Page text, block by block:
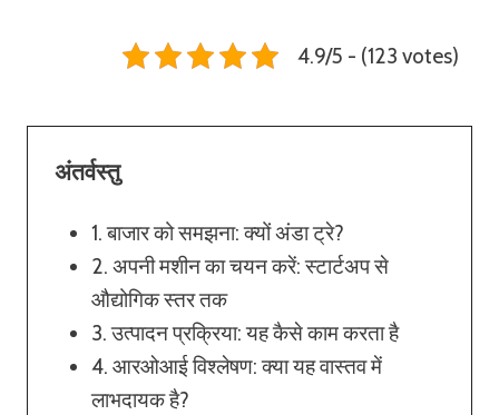
4.9/5 - (123 votes)
अंतर्वस्तु
1. बाजार को समझना: क्यों अंडा ट्रे?
2. अपनी मशीन का चयन करें: स्टार्टअप से
औद्योगिक स्तर तक
3. उत्पादन प्रक्रिया: यह कैसे काम करता है
4. आरओआई विश्लेषण: क्या यह वास्तव में
लाभदायक है?